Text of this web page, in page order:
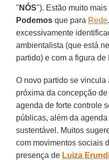
" NÓS"). Estão muito
Podemos que para Rede.
excessivamente
ambientalista (que está
partido) e com a figura de
O novo partido se vincula
próxima da concepção
agenda de forte controle
públicas, além da
sustentável. Muitos
com movimentos sociais
presença de Luiza